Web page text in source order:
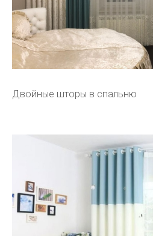
Двойные шторы в спальню